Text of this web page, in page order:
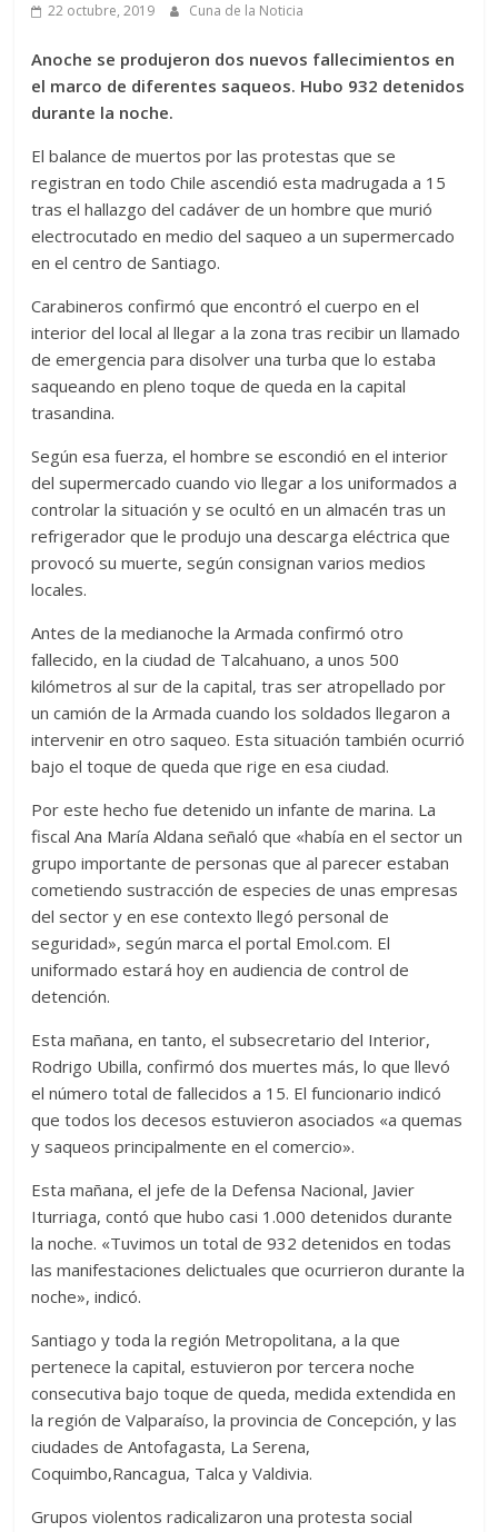
22 octubre, 2019 Cuna de la Noticia
Anoche se produjeron dos nuevos fallecimientos en
el marco de diferentes saqueos. Hubo 932 detenidos
durante la noche.
El balance de muertos por las protestas que se
registran en todo Chile ascendió esta madrugada a 15
tras el hallazgo del cadáver de un hombre que murió
electrocutado en medio del saqueo a un supermercado
en el centro de Santiago.
Carabineros confirmó que encontró el cuerpo en el
interior del local al llegar a la zona tras recibir un llamado
de emergencia para disolver una turba que lo estaba
saqueando en pleno toque de queda en la capital
trasandina.
Según esa fuerza, el hombre se escondió en el interior
del supermercado cuando vio llegar a los uniformados a
controlar la situación y se ocultó en un almacén tras un
refrigerador que le produjo una descarga eléctrica que
provocó su muerte, según consignan varios medios
locales.
Antes de la medianoche la Armada confirmó otro
fallecido, en la ciudad de Talcahuano, a unos 500
kilómetros al sur de la capital, tras ser atropellado por
un camión de la Armada cuando los soldados llegaron a
intervenir en otro saqueo. Esta situación también ocurrió
bajo el toque de queda que rige en esa ciudad.
Por este hecho fue detenido un infante de marina. La
fiscal Ana María Aldana señaló que «había en el sector un
grupo importante de personas que al parecer estaban
cometiendo sustracción de especies de unas empresas
del sector y en ese contexto llegó personal de
seguridad», según marca el portal Emol.com. El
uniformado estará hoy en audiencia de control de
detención.
Esta mañana, en tanto, el subsecretario del Interior,
Rodrigo Ubilla, confirmó dos muertes más, lo que llevó
el número total de fallecidos a 15. El funcionario indicó
que todos los decesos estuvieron asociados «a quemas
y saqueos principalmente en el comercio».
Esta mañana, el jefe de la Defensa Nacional, Javier
Iturriaga, contó que hubo casi 1.000 detenidos durante
la noche. «Tuvimos un total de 932 detenidos en todas
las manifestaciones delictuales que ocurrieron durante la
noche», indicó.
Santiago y toda la región Metropolitana, a la que
pertenece la capital, estuvieron por tercera noche
consecutiva bajo toque de queda, medida extendida en
la región de Valparaíso, la provincia de Concepción, y las
ciudades de Antofagasta, La Serena,
Coquimbo,Rancagua, Talca y Valdivia.
Grupos violentos radicalizaron una protesta social